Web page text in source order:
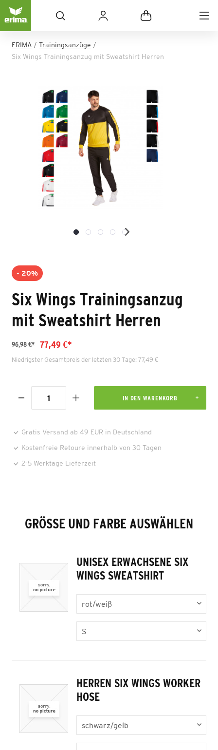
ERIMA
Trainingsanzüge
Six Wings Trainingsanzug mit Sweatshirt Herren
- 20%
Six Wings Trainingsanzug
mit Sweatshirt Herren
96,98 €* 77,49 €*
Niedrigster Gesamtpreis der letzten 30 Tage: 77,49 €
IN DEN WARENKORB
Gratis Versand ab 49 EUR in Deutschland
Kostenfreie Retoure innerhalb von 30 Tagen
2-5 Werktage Lieferzeit
GRÖSSE UND FARBE AUSWÄHLEN
UNISEX ERWACHSENE SIX
WINGS SWEATSHIRT
HERREN SIX WINGS WORKER
HOSE